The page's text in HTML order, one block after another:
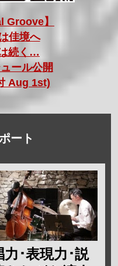
Groove】
佳境へ
続く…
ール公開
Aug 1st)
ート
･表現力･説